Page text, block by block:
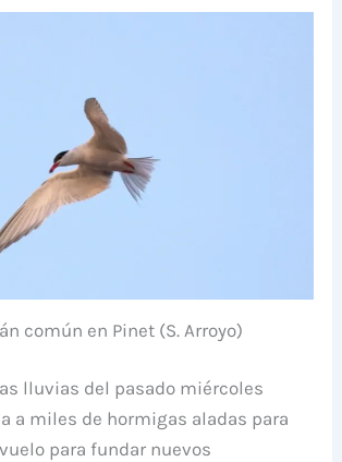
común en Pinet (S. Arroyo)
lluvias del pasado miércoles
a miles de hormigas aladas para
para fundar nuevos